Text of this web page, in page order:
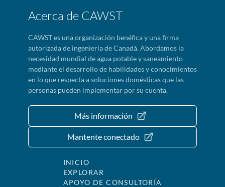
Acerca de CAWST
CAWST es una organización benéfica y una firma
autorizada de ingeniería de Canadá. Abordamos la
necesidad mundial de agua potable y saneamiento
mediante el desarrollo de habilidades y conocimientos
en lo que respecta a soluciones domésticas que las
personas pueden implementar por su cuenta.
Más información
Mantente conectado
INICIO
EXPLORAR
APOYO DE CONSULTORÍA